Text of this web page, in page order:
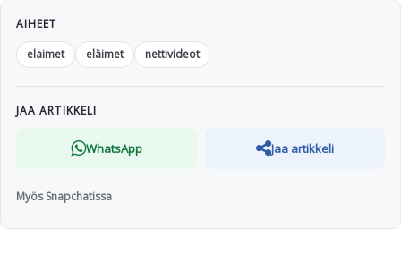
AIHEET
elaimet
eläimet nettivideot
JAA ARTIKKELI
WhatsApp Jaa artikkeli
Myös Snapchatissa